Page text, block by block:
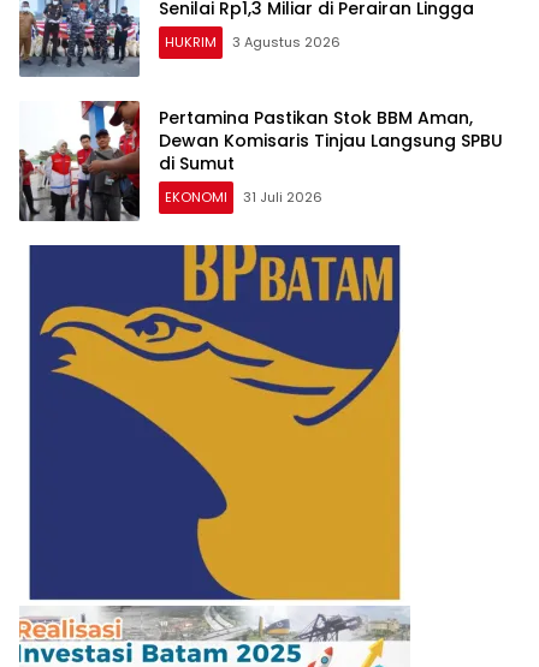
Senilai Rp1,3 Miliar di Perairan Lingga
HUKRIM 3 Agustus 2026
Pertamina Pastikan Stok BBM Aman,
Dewan Komisaris Tinjau Langsung SPBU
di Sumut
EKONOMI 31 Juli 2026